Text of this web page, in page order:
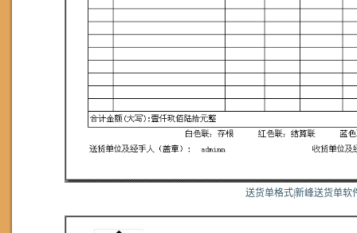
送货单格式|新峰送货单软